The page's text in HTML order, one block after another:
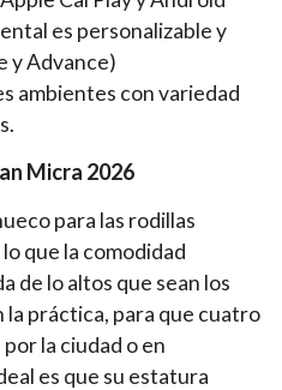
es personalizable y
y Advance)
ambientes con variedad
Micra 2026
para las rodillas
que la comodidad
de lo altos que sean los
práctica, para que cuatro
la ciudad o en
es que su estatura